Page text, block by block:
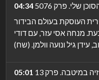
04:34
שלי. פרק 5076
העוסקת בעולם הבידור
מנחה אסי עזר, עם דודי
05:01
במיטבה. פרק 13